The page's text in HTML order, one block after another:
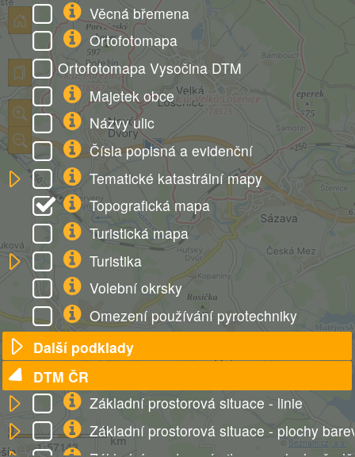
0
2
1:57143
km © Seznam.cz, a.s.
Věcná břemena
Ortofotomapa
Ortofotomapa Vysočina DTM
Majetek obce
Názvy ulic
Čísla popisná a evidenční
Tematické katastrální mapy
Topografická mapa
Turistická mapa
Turistika
Volební okrsky
Omezení používání pyrotechniky
Další podklady
DTM ČR
Základní prostorová situace - linie
Základní prostorová situace - plochy